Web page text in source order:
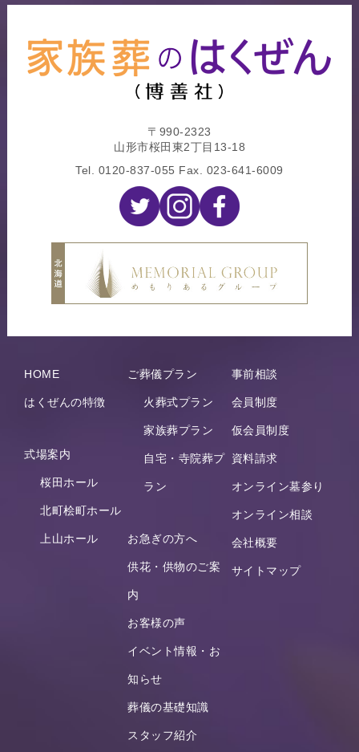
〒990-2323
山形市桜田東2丁目13-18
Tel. 0120-837-055 Fax. 023-641-6009
HOME
はくぜんの特徴
式場案内
桜田ホール
北町桧町ホール
上山ホール
ご葬儀プラン
火葬式プラン
家族葬プラン
自宅・寺院葬プ
ラン
お急ぎの方へ
供花・供物のご案
内
お客様の声
イベント情報・お
知らせ
葬儀の基礎知識
スタッフ紹介
事前相談
会員制度
仮会員制度
資料請求
オンライン墓参り
オンライン相談
会社概要
サイトマップ